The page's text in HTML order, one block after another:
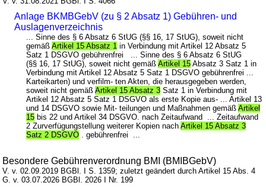
Anlage BKMBGebV (zu § 2 Absatz 1) Gebühren- und
Auslagenverzeichnis
... Sinne des § 6 Absatz 6 StUG (§§ 16, 17 StUG), soweit nicht
gemäßArtikel 15 Absatz 1 in Verbindung mit Artikel 12 Absatz 5
Satz 1 DSGVO gebührenfrei ... Sinne des § 6 Absatz 6 StUG
(§§ 16, 17 StUG), soweit nicht gemäßArtikel 15 Absatz 3 Satz 1 in
Verbindung mit Artikel 12 Absatz 5 Satz 1 DSGVO gebührenfrei ...
Karteikarten) und verfilm- ten Akten, die herausgegeben werden,
soweit nicht gemäßArtikel 15 Absatz 3 Satz 1 in Verbindung mit
Artikel 12 Absatz 5 Satz 1 DSGVO als erste Kopie aus- ... Artikel 13
und 14 DSGVO sowie Mit- teilungen und Maßnahmen gemäßArtikel
15 bis 22 und Artikel 34 DSGVO. nach Zeitaufwand ... Zeitaufwand
2 Zurverfügungstellung weiterer Kopien nachArtikel 15 Absatz 3
Satz 2 DSGVO . gebührenfrei ...
Besondere Gebührenverordnung BMI (BMIBGebV)
V. v. 02.09.2019 BGBl. I S. 1359; zuletzt geändert durch Artikel 15 Abs. 4
G. v. 03.07.2026 BGBl. 2026 I Nr. 199